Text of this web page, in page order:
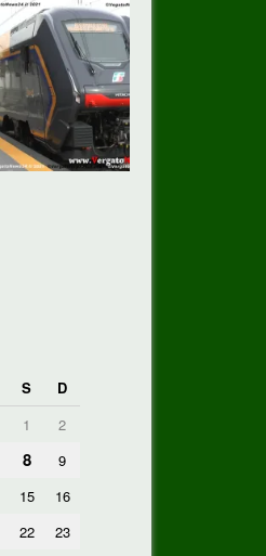
S
D
1
2
8
9
15
16
22
23